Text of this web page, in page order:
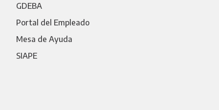
GDEBA
Portal del Empleado
Mesa de Ayuda
SIAPE